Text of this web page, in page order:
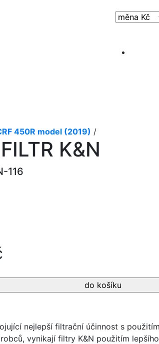
450R model (2019) /
K&N
116
nejlepší filtrační účinnost s
vynikají filtry K&N použitím